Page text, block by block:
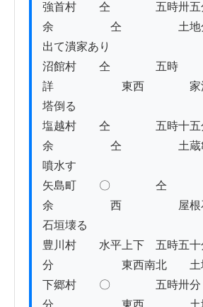
強首村　　仝　　　　五時卅
余　　　　　仝　　　　　土地
出て潰家あり
沼館村　　仝　　　　五時　　
詳　　　　　　東西　　　　
塔倒る
塩越村　　仝　　　　五時十
余　　　　　仝　　　　　土蔵
噴水す
矢島町　　〇　　　　仝　　
余　　　　　西　　　　　屋
石垣壊る
豊川村　　水平上下　五時五十
分　　　　　　東西南北　　
下郷村　　〇　　　　五時卅